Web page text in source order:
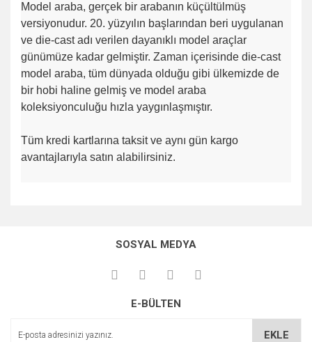
Model araba, gerçek bir arabanın küçültülmüş
versiyonudur. 20. yüzyılın başlarından beri uygulanan
ve die-cast adı verilen dayanıklı model araçlar
günümüze kadar gelmiştir. Zaman içerisinde die-cast
model araba, tüm dünyada olduğu gibi ülkemizde de
bir hobi haline gelmiş ve model araba
koleksiyonculuğu hızla yaygınlaşmıştır.
Tüm kredi kartlarına taksit ve aynı gün kargo
avantajlarıyla satın alabilirsiniz.
kullanarak tarafımıza iletebilirsiniz.
Görüş ve önerileriniz için teşekkür ederiz.
Ürün açıklamasında eksik bilgiler bulunuyor.
SOSYAL MEDYA
E-BÜLTEN
EKLE